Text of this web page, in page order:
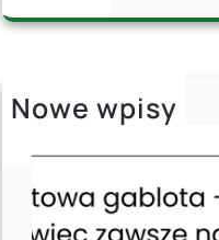
a
h
Nowe wpisy